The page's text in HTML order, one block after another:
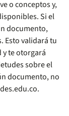
o conceptos y,
Si el
documento,
Esto validará tu
te otorgará
sobre el
documento, no
.